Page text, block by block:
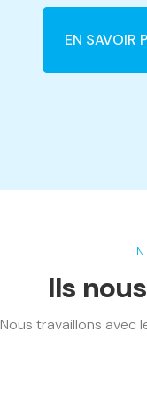
EN SAVOIR
Ils
Nous travaillons avec